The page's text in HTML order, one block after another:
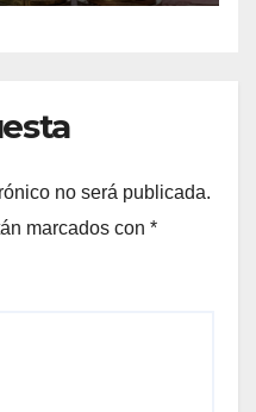
no será publicada.
marcados con *